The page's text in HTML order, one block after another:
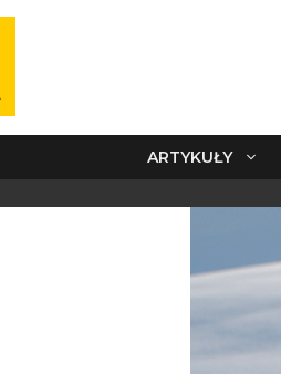
ARTYKUŁY